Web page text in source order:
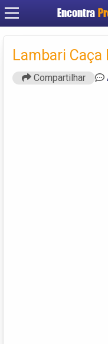
Encontra
Lambari Caça
Compartilhar